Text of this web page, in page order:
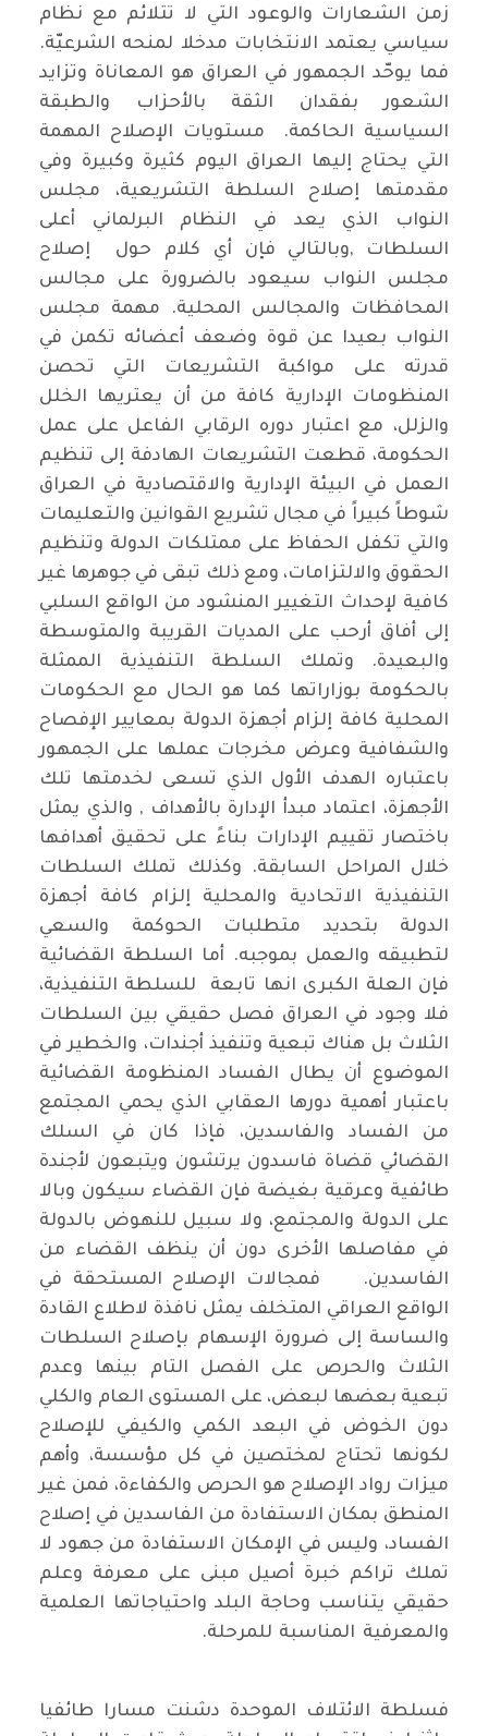
زمن الشعارات والوعود التي لا تتلائم مع نظام
سياسي يعتمد الانتخابات مدخلا لمنحه الشرعيّة.
فما يوحّد الجمهور في العراق هو المعاناة وتزايد
الشعور بفقدان الثقة بالأحزاب والطبقة
السياسية الحاكمة. مستويات الإصلاح المهمة
التي يحتاج إليها العراق اليوم كثيرة وكبيرة وفي
مقدمتها إصلاح السلطة التشريعية، مجلس
النواب الذي يعد في النظام البرلماني أعلى
السلطات ,وبالتالي فإن أي كلام حول إصلاح
مجلس النواب سيعود بالضرورة على مجالس
المحافظات والمجالس المحلية. مهمة مجلس
النواب بعيدا عن قوة وضعف أعضائه تكمن في
قدرته على مواكبة التشريعات التي تحصن
المنظومات الإدارية كافة من أن يعتريها الخلل
والزلل، مع اعتبار دوره الرقابي الفاعل على عمل
الحكومة، قطعت التشريعات الهادفة إلى تنظيم
العمل في البيئة الإدارية والاقتصادية في العراق
شوطاً كبيراً في مجال تشريع القوانين والتعليمات
والتي تكفل الحفاظ على ممتلكات الدولة وتنظيم
الحقوق والالتزامات، ومع ذلك تبقى في جوهرها غير
كافية لإحداث التغيير المنشود من الواقع السلبي
إلى أفاق أرحب على المديات القريبة والمتوسطة
والبعيدة. وتملك السلطة التنفيذية الممثلة
بالحكومة بوزاراتها كما هو الحال مع الحكومات
المحلية كافة إلزام أجهزة الدولة بمعايير الإفصاح
والشفافية وعرض مخرجات عملها على الجمهور
باعتباره الهدف الأول الذي تسعى لخدمتها تلك
الأجهزة، اعتماد مبدأ الإدارة بالأهداف , والذي يمثل
باختصار تقييم الإدارات بناءً على تحقيق أهدافها
خلال المراحل السابقة. وكذلك تملك السلطات
التنفيذية الاتحادية والمحلية إلزام كافة أجهزة
الدولة بتحديد متطلبات الحوكمة والسعي
لتطبيقه والعمل بموجبه. أما السلطة القضائية
فإن العلة الكبرى انها تابعة للسلطة التنفيذية،
فلا وجود في العراق فصل حقيقي بين السلطات
الثلاث بل هناك تبعية وتنفيذ أجندات، والخطير في
الموضوع أن يطال الفساد المنظومة القضائية
باعتبار أهمية دورها العقابي الذي يحمي المجتمع
من الفساد والفاسدين، فإذا كان في السلك
القضائي قضاة فاسدون يرتشون ويتبعون لأجندة
طائفية وعرقية بغيضة فإن القضاء سيكون وبالا
على الدولة والمجتمع، ولا سبيل للنهوض بالدولة
في مفاصلها الأخرى دون أن ينظف القضاء من
الفاسدين. فمجالات الإصلاح المستحقة في
الواقع العراقي المتخلف يمثل نافذة لاطلاع القادة
والساسة إلى ضرورة الإسهام بإصلاح السلطات
الثلاث والحرص على الفصل التام بينها وعدم
تبعية بعضها لبعض، على المستوى العام والكلي
دون الخوض في البعد الكمي والكيفي للإصلاح
لكونها تحتاج لمختصين في كل مؤسسة، وأهم
ميزات رواد الإصلاح هو الحرص والكفاءة، فمن غير
المنطق بمكان الاستفادة من الفاسدين في إصلاح
الفساد، وليس في الإمكان الاستفادة من جهود لا
تملك تراكم خبرة أصيل مبنى على معرفة وعلم
حقيقي يتناسب وحاجة البلد واحتياجاتها العلمية
والمعرفية المناسبة للمرحلة.
فسلطة الائتلاف الموحدة دشنت مسارا طائفيا